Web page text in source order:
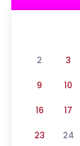
2 3
9 10
16 17
23 24